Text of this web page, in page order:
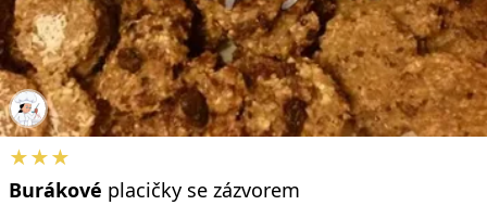
★★★
Burákové placičky se zázvorem